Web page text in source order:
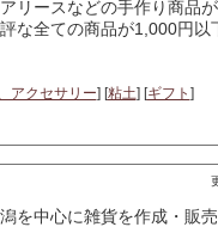
リースなどの手作り商品
な全ての商品が1,000円
アクセサリー] [粘土] [ギフト ]
を中心に雑貨を作成・販